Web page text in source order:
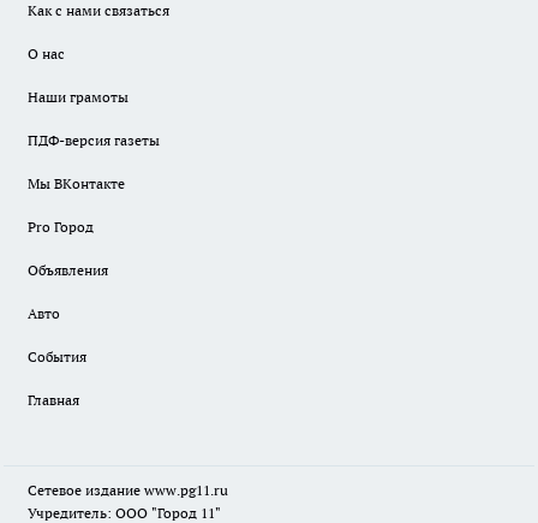
Как с нами связаться
О нас
Наши грамоты
ПДФ-версия газеты
Мы ВКонтакте
Pro Город
Объявления
Авто
События
Главная
Сетевое издание www.pg11.ru
Учредитель: ООО "Город 11"